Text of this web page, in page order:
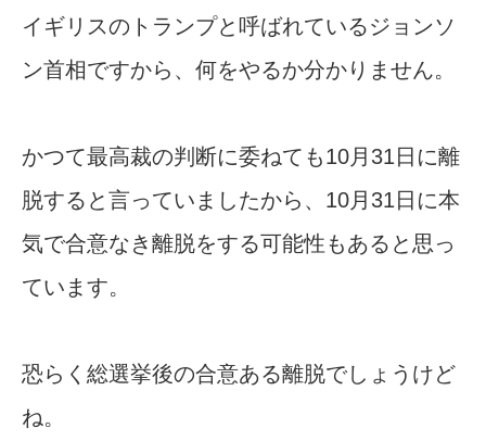
イギリスのトランプと呼ばれているジョンソ
ン首相ですから、何をやるか分かりません。
かつて最高裁の判断に委ねても10月31日に離
脱すると言っていましたから、10月31日に本
気で合意なき離脱をする可能性もあると思っ
ています。
恐らく総選挙後の合意ある離脱でしょうけど
ね。